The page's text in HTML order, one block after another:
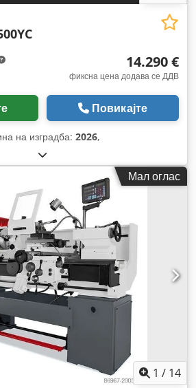
14.290 €
фиксна цена додава се ДДВ
Повикајте
на изградба: 2026,
Мал оглас
1 / 14